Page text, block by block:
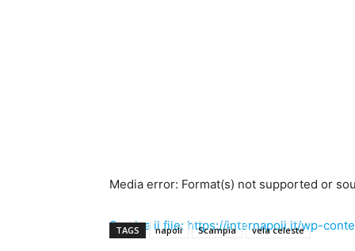
Media error: Format(s) not supported or
Scarica il file: https://internapoli.it/wp-
TAGS napoli Scampia vela celeste